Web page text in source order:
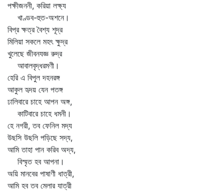
পক্ষীজননী, করিয়া লক্ষ্য
খাণ্ডব-হুত-অশনে।
বিপ্র ক্ষত্র বৈশ্য শূদ্র
মিলিয়া সকলে মহৎ ক্ষুদ্র
খুলেছে জীবনযজ্ঞ রুদ্র
আবালবৃদ্ধরমণী।
হেরি এ বিপুল দহনরঙ্গ
আকুল হৃদয় যেন পতঙ্গ
ঢালিবারে চাহে আপন অঙ্গ,
কাটিবারে চাহে ধমনী।
হে নগরী, তব ফেনিল মদ্য
উছসি উছলি পড়িছে সদ্য,
আমি তাহা পান করিব অদ্য,
বিস্মৃত হব আপনা।
অয়ি মানবের পাষাণী ধাত্রী,
আমি হব তব মেলার যাত্রী